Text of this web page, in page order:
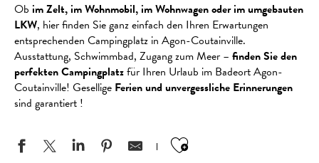
Ob im Zelt, im Wohnmobil, im Wohnwagen oder im umgebauten
LKW, hier finden Sie ganz einfach den Ihren Erwartungen
entsprechenden Campingplatz in Agon-Coutainville.
Ausstattung, Schwimmbad, Zugang zum Meer – finden Sie den
perfekten Campingplatzfür Ihren Urlaub im Badeort Agon-
Coutainville! Gesellige Ferien und unvergessliche Erinnerungen
sind garantiert !
Ajouter aux